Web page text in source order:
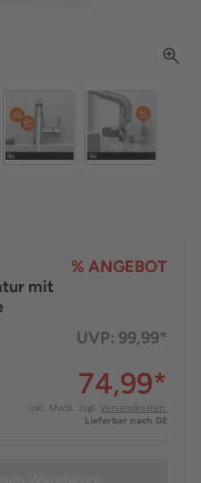
% ANGEBOT
mit
UVP: 99,99*
74,99*
inkl. MwSt. zzgl. Versandkosten:
Lieferbar nach DE